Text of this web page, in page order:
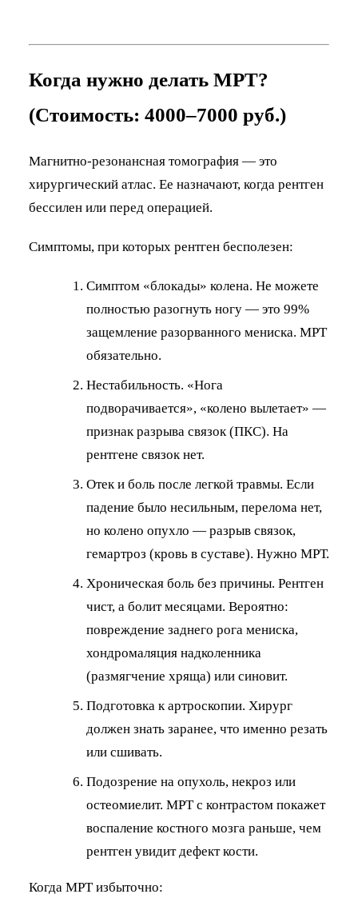
Когда нужно делать МРТ?
(Стоимость: 4000–7000 руб.)
Магнитно-резонансная томография — это
хирургический атлас. Ее назначают, когда рентген
бессилен или перед операцией.
Симптомы, при которых рентген бесполезен:
Симптом «блокады» колена. Не можете
полностью разогнуть ногу — это 99%
защемление разорванного мениска. МРТ
обязательно.
Нестабильность. «Нога
подворачивается», «колено вылетает» —
признак разрыва связок (ПКС). На
рентгене связок нет.
Отек и боль после легкой травмы. Если
падение было несильным, перелома нет,
но колено опухло — разрыв связок,
гемартроз (кровь в суставе). Нужно МРТ.
Хроническая боль без причины. Рентген
чист, а болит месяцами. Вероятно:
повреждение заднего рога мениска,
хондромаляция надколенника
(размягчение хряща) или синовит.
Подготовка к артроскопии. Хирург
должен знать заранее, что именно резать
или сшивать.
Подозрение на опухоль, некроз или
остеомиелит. МРТ с контрастом покажет
воспаление костного мозга раньше, чем
рентген увидит дефект кости.
Когда МРТ избыточно: